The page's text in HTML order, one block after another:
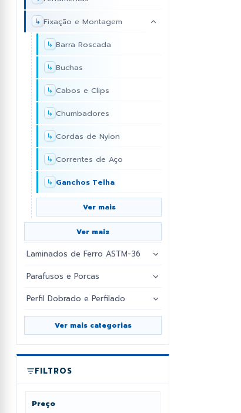
Pontas de Lança
Rolamentos
Roldanas e Rodizíos
Fixação e Montagem
Barra Roscada
Buchas
Cabos e Clips
Chumbadores
Cordas de Nylon
Correntes de Aço
Ganchos Telha
Ver mais
Ver mais
Laminados de Ferro ASTM-36
Todos
Barra Quadrada
Barra Redonda
Ferro Chato
Parafusos e Porcas
Todos
Brocantes
Rosca Atarraxante
Perfil Dobrado e Perfilado
Todos
Bases
Ver mais categorias
FILTROS
Preço